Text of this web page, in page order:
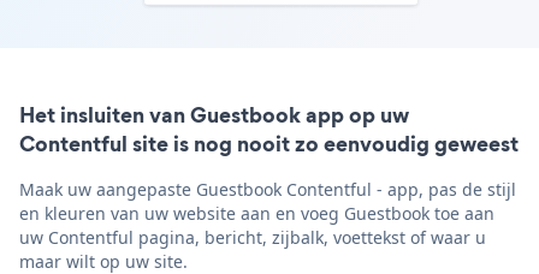
Het insluiten van Guestbook app op uw
Contentful site is nog nooit zo eenvoudig geweest
Maak uw aangepaste Guestbook Contentful - app, pas de stijl
en kleuren van uw website aan en voeg Guestbook toe aan
uw Contentful pagina, bericht, zijbalk, voettekst of waar u
maar wilt op uw site.